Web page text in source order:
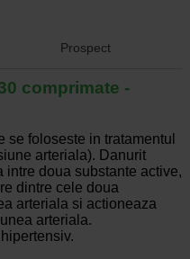
Prospect
comprimate -
se foloseste in tratamentul
arteriala). Danurit
intre doua substante active,
dintre cele doua
arteriala si actioneaza
arteriala.